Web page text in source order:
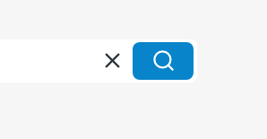
WyczyśćSzukaj